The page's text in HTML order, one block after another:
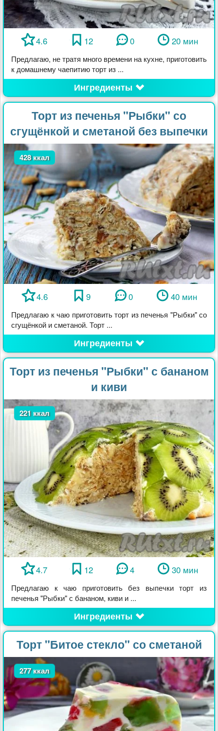
4.6 12 0 20 мин
Предлагаю, не тратя много времени на кухне, приготовить
к домашнему чаепитию торт из ...
Ингредиенты
Торт из печенья "Рыбки" со
сгущёнкой и сметаной без выпечки
428 ккал
4.6 9 0 40 мин
Предлагаю к чаю приготовить торт из печенья "Рыбки" со
сгущёнкой и сметаной. Торт ...
Ингредиенты
Торт из печенья "Рыбки" с бананом
и киви
221 ккал
4.7 12 4 30 мин
Предлагаю к чаю приготовить без выпечки торт из
печенья "Рыбки" с бананом, киви и ...
Ингредиенты
Торт "Битое стекло" со сметаной
277 ккал